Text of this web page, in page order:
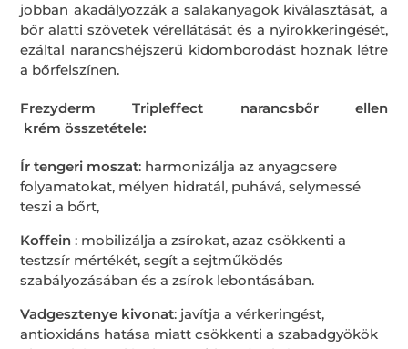
jobban akadályozzák a salakanyagok kiválasztását, a
bőr alatti szövetek vérellátását és a nyirokkeringését,
ezáltal narancshéjszerű kidomborodást hoznak létre
a bőrfelszínen.
Frezyderm Tripleffect narancsbőr ellen
krém összetétele:
Ír tengeri moszat: harmonizálja az anyagcsere
folyamatokat, mélyen hidratál, puhává, selymessé
teszi a bőrt,
Koffein : mobilizálja a zsírokat, azaz csökkenti a
testzsír mértékét, segít a sejtműködés
szabályozásában és a zsírok lebontásában.
Vadgesztenye kivonat: javítja a vérkeringést,
antioxidáns hatása miatt csökkenti a szabadgyökök